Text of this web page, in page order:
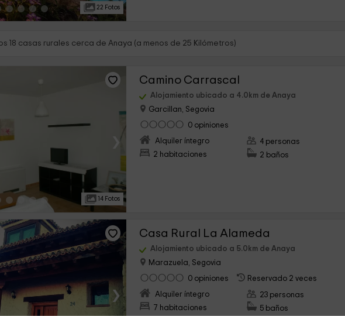
22 Fotos
18 casas rurales cerca de Anaya (a menos de 25 Kilómetros)
14 Fotos
Camino Carrascal
Alojamiento ubicado a 4.0km de Anaya
Garcillan, Segovia
0 opiniones
Alquiler íntegro
2 habitaciones
4 personas
2 baños
›
Casa Rural La Alameda
Alojamiento ubicado a 5.0km de Anaya
Marazuela, Segovia
0 opiniones
Reservado 2 veces
Alquiler íntegro
7 habitaciones
23 personas
5 baños